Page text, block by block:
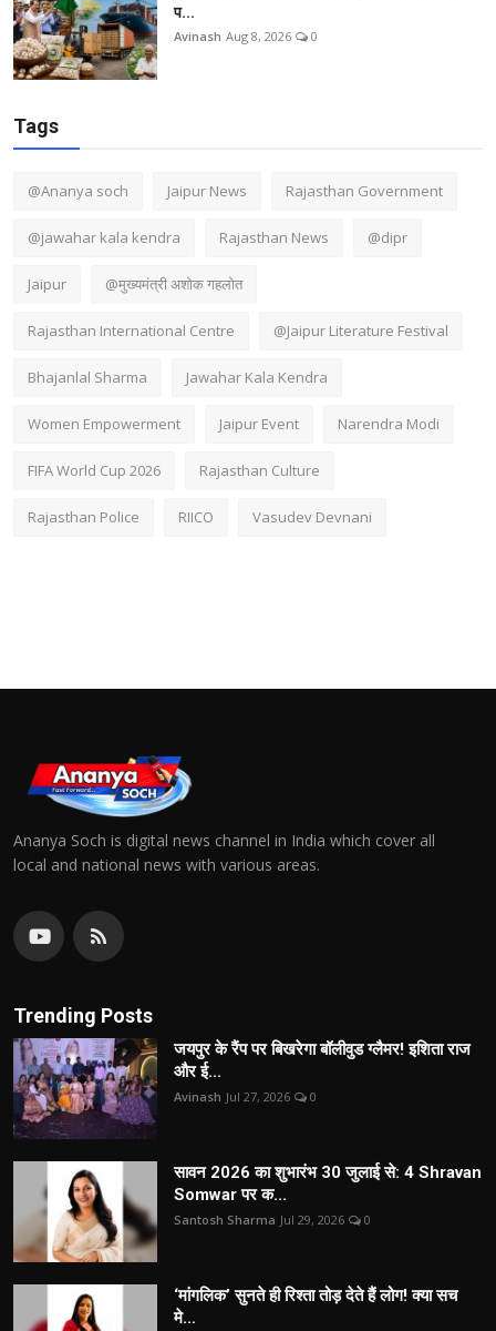
प...
Avinash Aug 8, 2026 0
Tags
@Ananya soch Jaipur News Rajasthan Government
@jawahar kala kendra Rajasthan News @dipr
Jaipur @मुख्यमंत्री अशोक गहलोत
Rajasthan International Centre @Jaipur Literature Festival
Bhajanlal Sharma Jawahar Kala Kendra
Women Empowerment Jaipur Event Narendra Modi
FIFA World Cup 2026 Rajasthan Culture
Rajasthan Police RIICO Vasudev Devnani
Ananya Soch is digital news channel in India which cover all
local and national news with various areas.
Trending Posts
जयपुर के रैंप पर बिखरेगा बॉलीवुड ग्लैमर! इशिता राज
और ई...
Avinash Jul 27, 2026 0
सावन 2026 का शुभारंभ 30 जुलाई से: 4 Shravan
Somwar पर क...
Santosh Sharma Jul 29, 2026 0
‘मांगलिक’ सुनते ही रिश्ता तोड़ देते हैं लोग! क्या सच
मे...